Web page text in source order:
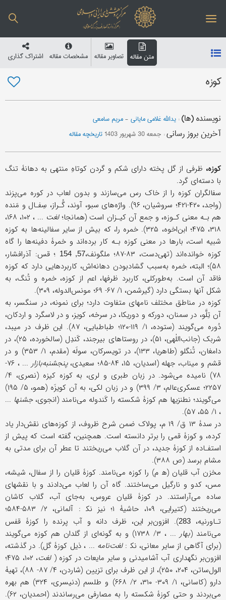
متن مقاله تصاویر مقاله مشخصات مقاله اشتراک گذاری
کوزه
نویسنده (ها): یدالله غلامی مایانی -مریم سامعی
آخرین بروز رسانی: جمعه 30 شهریور 1403 تاریخچه مقاله
کوزه، ظرفی از گل پخته دارای شکم و گردن کوتاهِ منتهی به دهانۀ تنگ
با دسته‌ای گرد.
سفالگران کوزه را از خاک رس می‌سازند و بدون لعاب در کوره می‌پزند
(واجد، ۴۲۰-۴۲۱؛ سروشیان، ۹۶). واژه‌های سبو، آوند، گُـراز، سِفـال و مَنده
هم بـه معنی کـوزه، و جمع آن کیـزان است (همانجا؛لغت
... ، ۱۰۲، ۱۶۸،
۳۱۸، ۴۷۵؛ ابن‌اخوه، ۳۲۵). خمره را، که بیش از سایر سفالینه‌ها به کوزه
شبیه است، بارها در معنی کوزه بـه کار برده‌اند و خمرۀ دفینه‌ها را گاه
کوزه خوانده‌اند (تهی‌دست، ۸۳-۸۷؛ ملگونف،
57, 154
؛ قس: آذرافشار،
۵۸)؛ البته، خمره به‌سبب گشاد‌بودن دهانه‌اش، کاربردهایی دارد که کوزه
فاقد آن است. به‌طورکلی، کاربرد ظرفها، اعم از کوزه، خمره و تُنگ، به
شکل آنها بستگی دارد (گیرشمن، ۱/ ۶۷- ۶۹؛ مونس‌الدوله، ۳۰۹).
کوزه در مناطق مختلف نامهای متفاوت دارد؛ برای نمونه، در سنگسر، به
آن تِلَّو، در سمنان، دورکه و دوریکا، در سرخه، کویز، و در لاسگرد و اردکان،
دُوره می‌گویند (ستوده، ۱/ ۱۱۹-۱۲۰؛ طباطبایی، ۸۷). این ظرف در میبد،
شربک (جانب‌اللٰهی، ۵۱)، در روستاهای بیرجند، کَندِل (سالخورده، ۲۵)، در
دامغان، تُنگلو (طاهریا، ۱۳۳)، در تویسرکان، سولَه (مقدم، ۱/ ۳۵۳) و در
قشم و میناب، جهله (اسدیان، ۱۵، ۸۴-۸۵؛ سعیدی،
پنجشنبه‌بازار
... ، ۷۶-
۷۸) نامیده می‌شود. در زبان طبری و لری، به کوزه کیزه (نصری، ۴/
۲۲۵۷؛ عسکری‌عالم‌، ۳/ ۳۹۹) و در زبان لکی، به آن کویزَه (همو، ۵/ ۱۹۵)
می‌گویند؛ نطنزیها هم کوزۀ شکسته را کَندوله می‌نامند (انجوی،جشنها ...
، ۱/ ۵۵، ۵۷).
در سدۀ ۱۳ ق/ ۱۹ م، پولاک ضمن شرح ظروف، از کوزه‌های نقش‌دار یاد
کرده، و کوزۀ قمی را برتر دانسته است. همچنین، گفته است که پیش از
استفـاده از کوزۀ جدید، در آن گلاب می‌ریختند تا عطر آن برای مدتی به
مشام برسد (ص ۳۸۸).
مخزن آب قلیان (ه‍ م) را کوزه می‌نامند. کوزۀ قلیان را از سفال، شیشه،
مس، کدو و نارگیل می‌ساختند‌. گاه آن را لعاب می‌دادند و با نقشهای
ساده می‌آراستند. در کوزۀ قلیان عروس، به‌جای آب، گلاب کاشان
می‌ریختند (کتیرایی، ۱۰۹، حاشیۀ ۱؛ نیز نک‍ : آلمانی، ۲/ ۵۸۳-۵۸۴؛
تـاورنیه،
283). افزون‌بر این، ظرف دانه و آب پرنده را کوزۀ قفس
می‌نامند (بهار
... ، ۳/ ۱۷۳۸) و به گونه‌ای از گلدان هم کوزه می‌گویند
(برای آگاهی از سایر معانی، نک‍ :لغت‌نامه ... ، ذیل کوزۀ گل). در گذشته،
افزون‌بر نگهداری آب آشامیدنی و سایر مایعات در کوزه (لغت
، ۱۰۲، ۴۷۵؛
الول‌ساتن، ۲۰۴، ۲۵۰)، از این ظرف برای تزیین (شاردن، ۴/ ۸۷- ۸۸)، تهیۀ
دارو (کاسانی، ۱/ ۳۰۹- ۳۱۰، ۲/ ۶۶۸) و طلسم (دنیسری، ۳۲۴) هم بهره
می‌بردند و حتى کوزۀ شکسته را به مصارفی می‌رساندند (احمدیان، ۶۲).